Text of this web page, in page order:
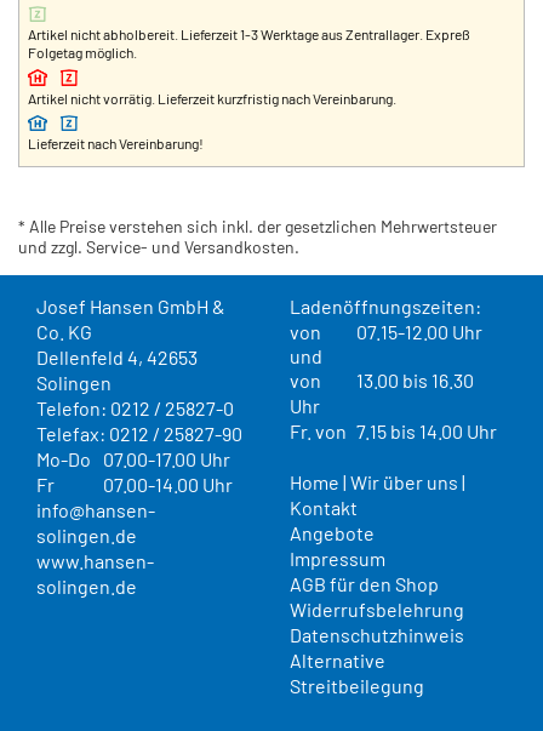
Artikel nicht abholbereit. Lieferzeit 1-3 Werktage aus Zentrallager. Expreß
Folgetag möglich.
Artikel nicht vorrätig. Lieferzeit kurzfristig nach Vereinbarung.
Lieferzeit nach Vereinbarung!
* Alle Preise verstehen sich inkl. der gesetzlichen Mehrwertsteuer
und zzgl. Service- und Versandkosten.
Josef Hansen GmbH &
Co. KG
Dellenfeld 4, 42653
Solingen
Telefon: 0212 / 25827-0
Telefax: 0212 / 25827-90
Mo-Do
07.00-17.00 Uhr
Fr
07.00-14.00 Uhr
info@hansen-
solingen.de
www.hansen-
solingen.de
Ladenöffnungszeiten:
von
07.15-12.00 Uhr
und
von
13.00 bis 16.30
Uhr
Fr. von 7.15 bis 14.00 Uhr
Home | Wir über uns |
Kontakt
Angebote
Impressum
AGB für den Shop
Widerrufsbelehrung
Datenschutzhinweis
Alternative
Streitbeilegung